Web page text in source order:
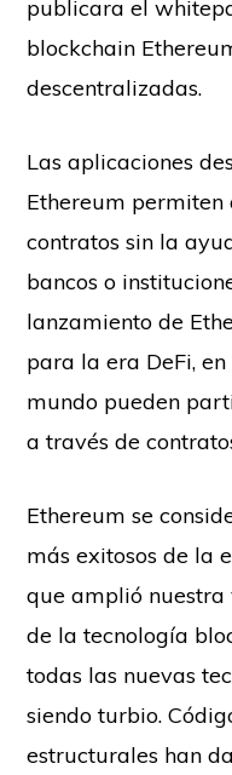
publicara el
blockchain
descentralizadas.
Las aplicaciones
Ethereum permiten
contratos sin la
bancos o
lanzamiento de
para la era DeFi,
mundo pueden
a través de
Ethereum se
más exitosos de la
que amplió nuestra
de la tecnología
todas las nuevas
siendo turbio.
estructurales han